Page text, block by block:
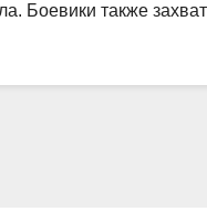
Боевики также